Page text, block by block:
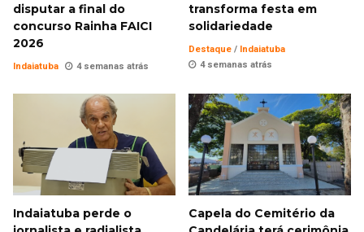
disputar a final do
concurso Rainha FAICI
2026
Indaiatuba 4 semanas atrás
transforma festa em
solidariedade
Destaque / Indaiatuba
4 semanas atrás
Indaiatuba perde o
Capela do Cemitério da